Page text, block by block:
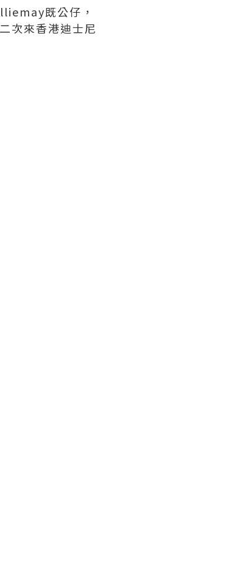
既公仔，
次來香港迪士尼